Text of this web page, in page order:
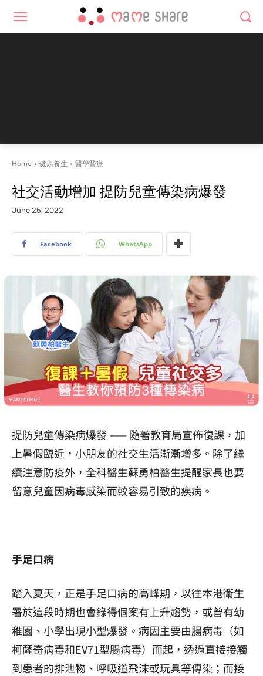
Home 健康養生 醫學醫療
社交活動增加 提防兒童傳染病爆發
June 25, 2022
Facebook WhatsApp
提防兒童傳染病爆發 —— 隨著教育局宣佈復課，加
上暑假臨近，小朋友的社交生活漸漸增多。除了繼
續注意防疫外， 全科醫生蘇勇柏醫生提醒家長也要
留意兒童因病毒感染而較容易引致的疾病。
手足口病
踏入夏天，正是手足口病的高峰期，以往本港衛生
署於這段時期也會錄得個案有上升趨勢，或曾有幼
稚園、小學出現小型爆發。病因主要由腸病毒（如
柯薩奇病毒和EV71型腸病毒）而起，透過直接接觸
到患者的排泄物、呼吸道飛沫或玩具等傳染；而接